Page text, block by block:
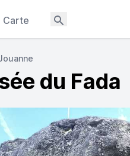
Carte
du Fada